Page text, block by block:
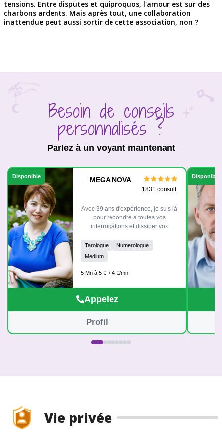
tensions. Entre disputes et quiproquos, l'amour est sur des
charbons ardents. Mais après tout, une collaboration
inattendue peut aussi sortir de cette association, non ?
Besoin de conseils
personnalisés ?
Parlez à un voyant maintenant
Disponible MEGA NOVA
1831 consult.
Avec 39 ans d'expérience, je suis là
pour répondre à toutes vos
interrogations et dissiper vos
à lever le voile sur votre chemin de
vie avec bienveillance et sincérité,
Tarologue
Numerologue
Medium
5 Mn à 5 € + 4 €/mn
Appelez
Profil
Disponible
Vie privée